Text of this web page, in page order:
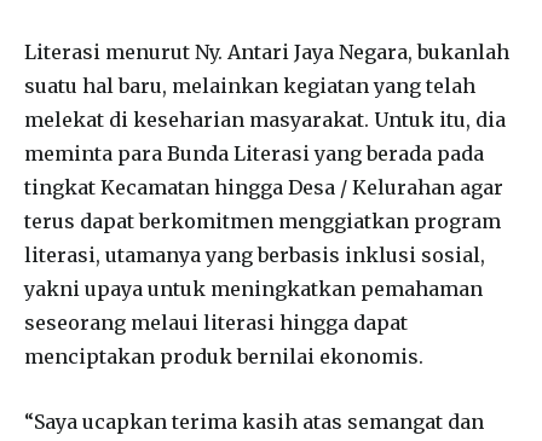
Literasi menurut Ny. Antari Jaya Negara, bukanlah
suatu hal baru, melainkan kegiatan yang telah
melekat di keseharian masyarakat. Untuk itu, dia
meminta para Bunda Literasi yang berada pada
tingkat Kecamatan hingga Desa / Kelurahan agar
terus dapat berkomitmen menggiatkan program
literasi, utamanya yang berbasis inklusi sosial,
yakni upaya untuk meningkatkan pemahaman
seseorang melaui literasi hingga dapat
menciptakan produk bernilai ekonomis.
“Saya ucapkan terima kasih atas semangat dan